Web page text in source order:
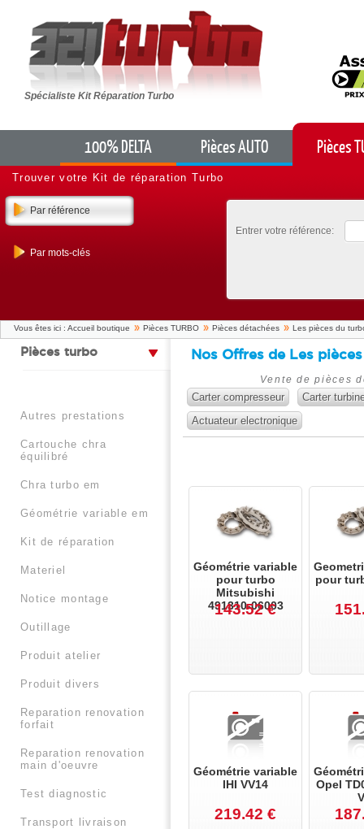
Spécialiste Kit Réparation Turbo
100% DELTA Pièces AUTO Pièces
Trouver votre Kit de réparation Turbo
Par référence
Par mots-clés
Entrer votre référence:
Vous êtes ici : Accueil boutique Pièces TURBO Pièces détachées Les pièces du
Nos Offres de Les
Vente de pièces
Carter compresseur
Carter
Actuateur electronique
Géométrie variable
pour turbo
Mitsubishi
491310-06003
143.52 €
pour
Géométrie variable
IHI VV14
219.42 €
Opel
pièces turbo
autres prestations
cartouche chra
équilibré
chra turbo em
géométrie variable em
kit de réparation
materiel
notice montage
outillage
produit atelier
produit divers
reparation renovation
forfait
reparation renovation
main d'oeuvre
test diagnostic
transport livraison